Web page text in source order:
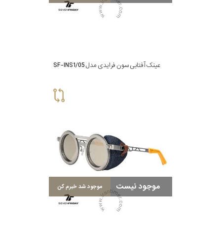
عینک آفتابی سون فرایدی مدل SF-INS1/05
موجود نیست موجود شد خبرم کن